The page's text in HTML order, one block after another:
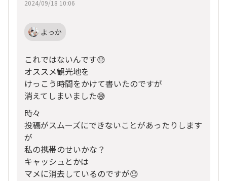
2024/09/18 10:06
よっか
これではないんです😓
オススメ観光地を
けっこう時間をかけて書いたのですが
消えてしまいました😅
時々
投稿がスムーズにできないことがあったりします
が
私の携帯のせいかな？
キャッシュとかは
マメに消去しているのですが😓